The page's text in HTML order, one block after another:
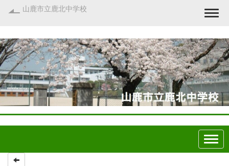
山鹿市立鹿北中学校